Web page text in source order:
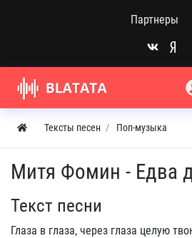
Партнеры
Тексты песен Поп-музыка
Митя Фомин - Едва
Текст песни
Глаза в глаза, через глаза целую